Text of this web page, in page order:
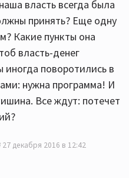
власть всегда была
принять? Еще одну
Какие пункты она
власть-денег
поворотились в
нужна программа! И
Все ждут: потечет
27 декабря 2016 в 12:42